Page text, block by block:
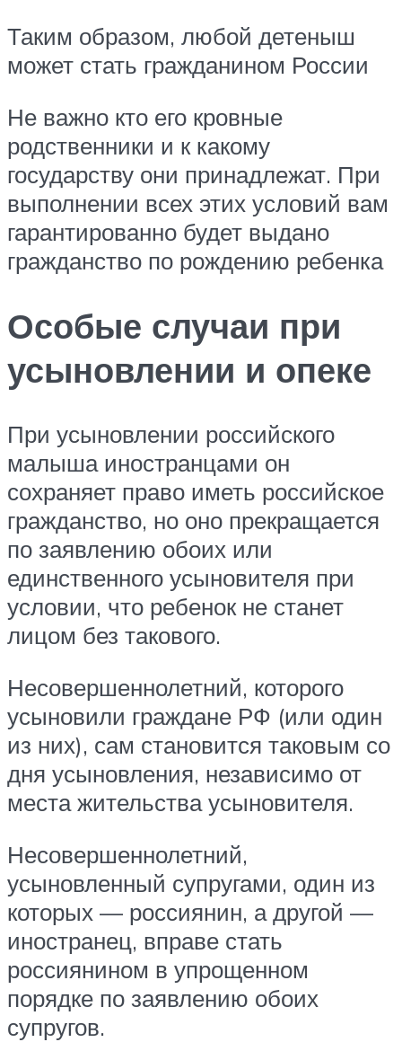
Таким образом, любой детеныш
может стать гражданином России
Не важно кто его кровные
родственники и к какому
государству они принадлежат. При
выполнении всех этих условий вам
гарантированно будет выдано
гражданство по рождению ребенка
Особые случаи при
усыновлении и опеке
При усыновлении российского
малыша иностранцами он
сохраняет право иметь российское
гражданство, но оно прекращается
по заявлению обоих или
единственного усыновителя при
условии, что ребенок не станет
лицом без такового.
Несовершеннолетний, которого
усыновили граждане РФ (или один
из них), сам становится таковым со
дня усыновления, независимо от
места жительства усыновителя.
Несовершеннолетний,
усыновленный супругами, один из
которых — россиянин, а другой —
иностранец, вправе стать
россиянином в упрощенном
порядке по заявлению обоих
супругов.